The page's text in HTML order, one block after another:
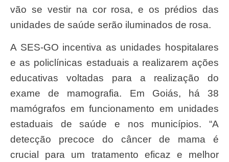
vão se vestir na cor rosa, e os prédios das
unidades de saúde serão iluminados de rosa.
A SES-GO incentiva as unidades hospitalares
e as policlínicas estaduais a realizarem ações
educativas voltadas para a realização do
exame de mamografia. Em Goiás, há 38
mamógrafos em funcionamento em unidades
estaduais de saúde e nos municípios. “A
detecção precoce do câncer de mama é
crucial para um tratamento eficaz e melhor